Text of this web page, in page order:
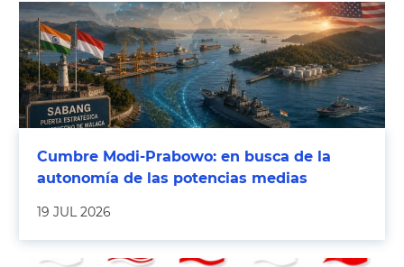
Cumbre Modi-Prabowo: en busca de la
autonomía de las potencias medias
19 JUL 2026